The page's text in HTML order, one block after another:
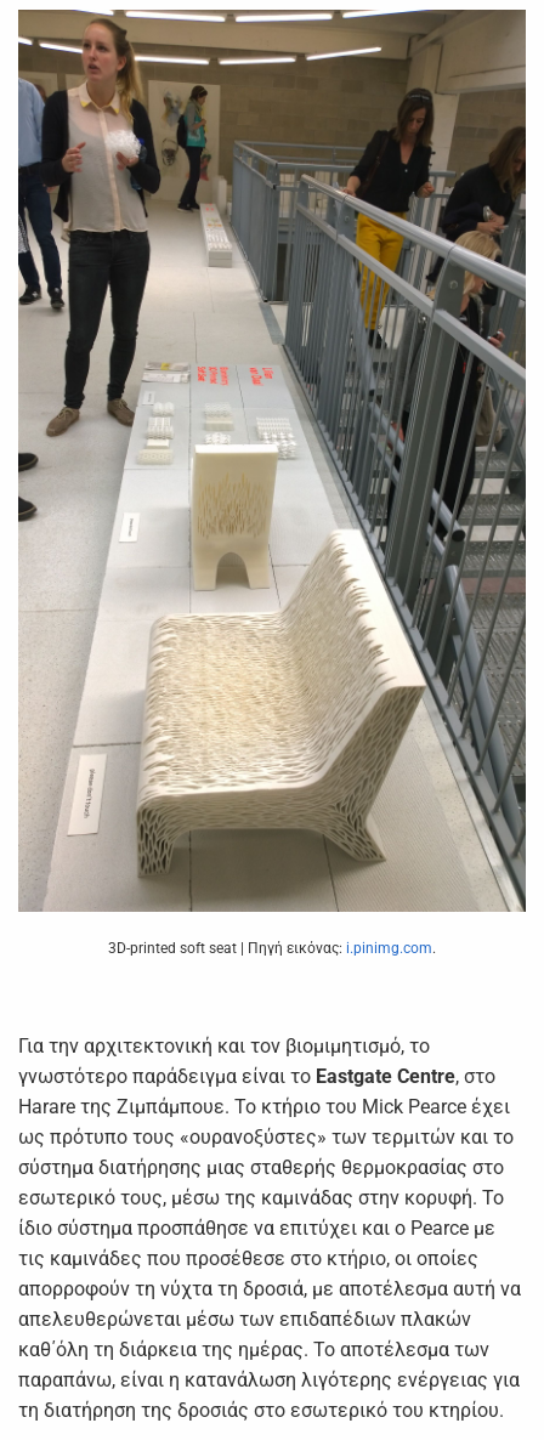
3D-printed soft seat | Πηγή εικόνας: i.pinimg.com.
Για την αρχιτεκτονική και τον βιομιμητισμό, το
γνωστότερο παράδειγμα είναι το Eastgate Centre, στο
Harare της Ζιμπάμπουε. Το κτήριο του Mick Pearce έχει
ως πρότυπο τους «ουρανοξύστες» των τερμιτών και το
σύστημα διατήρησης μιας σταθερής θερμοκρασίας στο
εσωτερικό τους, μέσω της καμινάδας στην κορυφή. Το
ίδιο σύστημα προσπάθησε να επιτύχει και ο Pearce με
τις καμινάδες που προσέθεσε στο κτήριο, οι οποίες
απορροφούν τη νύχτα τη δροσιά, με αποτέλεσμα αυτή να
απελευθερώνεται μέσω των επιδαπέδιων πλακών
καθ΄όλη τη διάρκεια της ημέρας. Το αποτέλεσμα των
παραπάνω, είναι η κατανάλωση λιγότερης ενέργειας για
τη διατήρηση της δροσιάς στο εσωτερικό του κτηρίου.